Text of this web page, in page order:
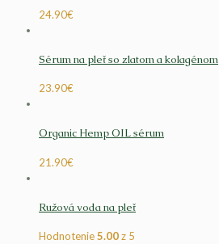
24.90€
Sérum na pleť so zlatom a kolagénom
23.90€
Organic Hemp OIL sérum
21.90€
Ružová voda na pleť
Hodnotenie5.00z 5